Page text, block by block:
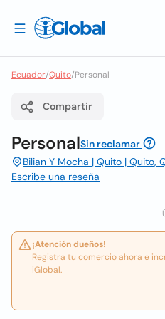
Ecuador/Quito/Personal
Compartir
PersonalSin reclamar
Bilian Y Mocha | Quito | Quito,
Escribe una reseña
¡Atención dueños!
Registra tu comercio ahora e
iGlobal.